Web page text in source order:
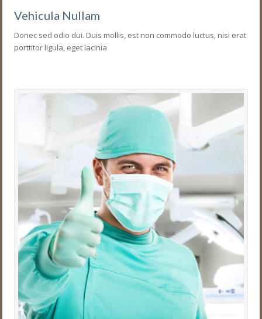
Vehicula Nullam
Donec sed odio dui. Duis mollis, est non commodo luctus, nisi erat
porttitor ligula, eget lacinia